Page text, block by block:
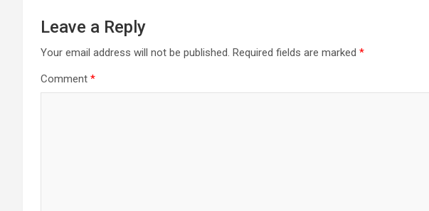
Leave a Reply
Your email address will not be published. Required fields are marked *
Comment *